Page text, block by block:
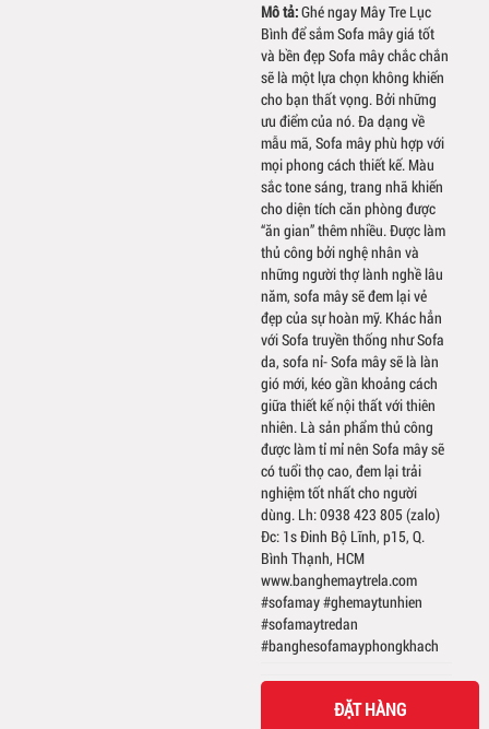
Mô tả:Ghé ngay Mây Tre Lục
Bình để sắm Sofa mây giá tốt
và bền đẹp Sofa mây chắc chắn
sẽ là một lựa chọn không khiến
cho bạn thất vọng. Bởi những
ưu điểm của nó. Đa dạng về
mẫu mã, Sofa mây phù hợp với
mọi phong cách thiết kế. Màu
sắc tone sáng, trang nhã khiến
cho diện tích căn phòng được
“ăn gian” thêm nhiều. Được làm
thủ công bởi nghệ nhân và
những người thợ lành nghề lâu
năm, sofa mây sẽ đem lại vẻ
đẹp của sự hoàn mỹ. Khác hẳn
với Sofa truyền thống như Sofa
da, sofa nỉ- Sofa mây sẽ là làn
gió mới, kéo gần khoảng cách
giữa thiết kế nội thất với thiên
nhiên. Là sản phẩm thủ công
được làm tỉ mỉ nên Sofa mây sẽ
có tuổi thọ cao, đem lại trải
nghiệm tốt nhất cho người
dùng. Lh: 0938 423 805 (zalo)
Đc: 1s Đinh Bộ Lĩnh, p15, Q.
Bình Thạnh, HCM
www.banghemaytrela.com
#sofamay #ghemaytunhien
#sofamaytredan
#banghesofamayphongkhach
ĐẶT HÀNG